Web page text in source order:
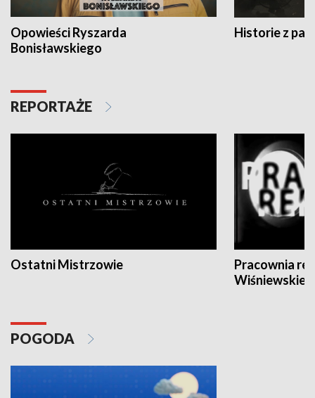
Opowieści Ryszarda
Bonisławskiego
Historie z
REPORTAŻE
Ostatni Mistrzowie
Pracownia
POGODA